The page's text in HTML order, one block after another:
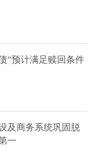
”预计满足赎回条件
及商务系统巩固脱
一